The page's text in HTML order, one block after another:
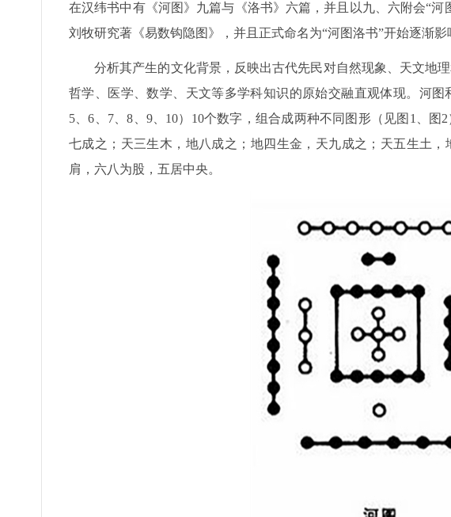
在汉纬书中有《河图》九篇与《洛书》六篇，并且以九、六附会“
刘牧研究著《易数钩隐图》，并且正式命名为“河图洛书”开始逐渐影
分析其产生的文化背景，反映出古代先民对自然现象、天文地
哲学、医学、数学、天文等多学科知识的原始交融直观体现。河图
5、6、7、8、9、10）10个数字，组合成两种不同图形（见图1、
七成之；天三生木，地八成之；地四生金，天九成之；天五生土
肩，六八为股，五居中央。